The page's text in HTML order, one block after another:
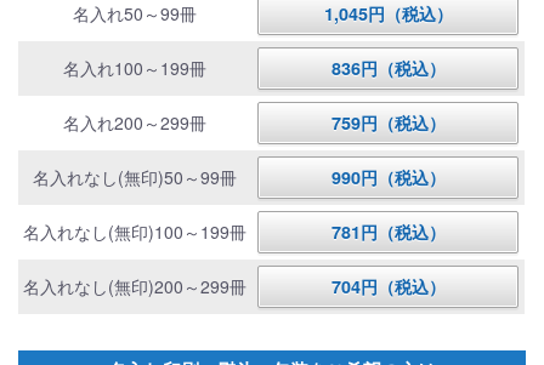
名入れ50～99冊 1,045円（税込）
名入れ100～199冊 836円（税込）
名入れ200～299冊 759円（税込）
名入れなし(無印)50～99冊 990円（税込）
名入れなし(無印)100～199冊 781円（税込）
名入れなし(無印)200～299冊 704円（税込）